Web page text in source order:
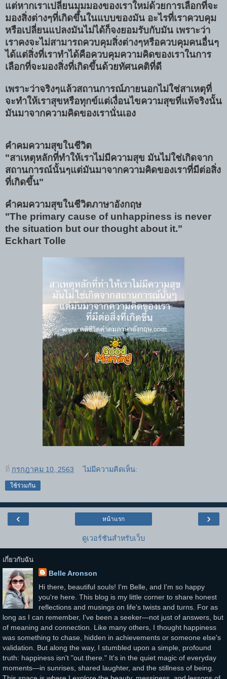
แต่หากเราเปลี่ยนมุมมองของเราใหม่ด้วยการเลือกที่จะ
มองสิ่งต่างๆที่เกิดขึ้นในแบบของมัน อะไรที่เราควบคุม
หรือเปลี่ยนแปลงมันไม่ได้ก็จงยอมรับกับมัน เพราะว่า
เราคงจะไม่สามารถควบคุมสิ่งต่างๆหรือควบคุมคนอื่นๆ
ได้แต่สิ่งที่เราทำได้คือควบคุมความคิดของเราในการ
เลือกที่จะมองสิ่งที่เกิดขึ้นด้วยทัศนคติที่ดี
เพราะว่าจริงๆแล้วสถานการณ์ภายนอกไม่ใช่สาเหตุที่
จะทำให้เราสุขหรือทุกข์แต่เงื่อนไขความสุขที่แท้จริงนั้น
มันมาจากความคิดของเรานั่นเอง
คำคมความสุขในชีวิต
"สาเหตุหลักที่ทำให้เราไม่มีความสุข มันไม่ใช่เกิดจาก
สถานการณ์นั้นๆแต่มันมาจากความคิดของเราที่มีต่อสิ่ง
ที่เกิดขึ้น"
คำคมความสุขในชีวิตภาษาอังกฤษ
"The primary cause of unhappiness is never
the situation but our thought about it."
Eckhart Tolle
ที่ กรกฎาคม 10, 2563 ไม่มีความคิดเห็น:
ใช้ร่วมกัน
‹ ›
หน้าแรก
ดูเวอร์ชันสำหรับเว็บ
เกี่ยวกับฉัน
Belle Aronson
Hi there, beautiful souls! I'm Belle, and I'm so happy
you're here. This blog is my little corner to share honest
reflections and musings on life's twists and turns. For as
long as I can remember, I've been a seeker—not just of answers, but
of meaning and connection. Like many others, I thought happiness
was something to chase, hidden in achievements or someone else's
validation. But along the way, I stumbled upon a simple, profound
truth: happiness isn't "out there." It's in the quiet magic of everyday
moments—in sunrises, shared laughter, and the stillness of being.